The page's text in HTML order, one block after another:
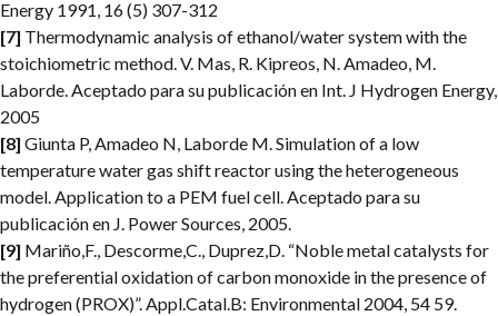
Energy 1991, 16 (5) 307-312
[7] Thermodynamic analysis of ethanol/water system with the
stoichiometric method. V. Mas, R. Kipreos, N. Amadeo, M.
Laborde. Aceptado para su publicación en Int. J Hydrogen Energy,
2005
[8] Giunta P, Amadeo N, Laborde M. Simulation of a low
temperature water gas shift reactor using the heterogeneous
model. Application to a PEM fuel cell. Aceptado para su
publicación en J. Power Sources, 2005.
[9] Mariño,F., Descorme,C., Duprez,D. “Noble metal catalysts for
the preferential oxidation of carbon monoxide in the presence of
hydrogen (PROX)”. Appl.Catal.B: Environmental 2004, 54 59.